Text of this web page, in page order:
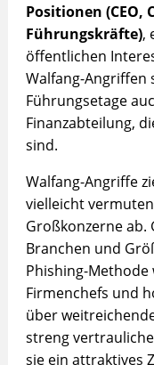
Positionen (CEO,
Führungskräfte),
öffentlichen
Walfang-Angriffen
Führungsetage
Finanzabteilung,
sind.
Walfang-Angriffe
vielleicht
Großkonzerne ab.
Branchen und
Phishing-Methode
Firmenchefs und
über
streng
sie ein attraktives